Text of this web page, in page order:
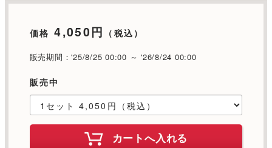
価格 4,050円 （税込）
販売期間：'25/8/25 00:00 ～ '26/8/24 00:00
販売中
カートへ入れる